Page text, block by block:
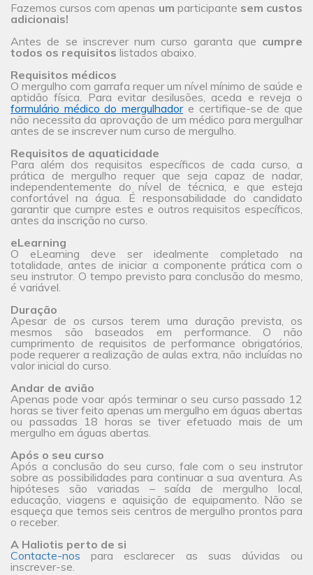
Fazemos cursos com apenas um participante sem custos
adicionais!
Antes de se inscrever num curso garanta que cumpre
todos os requisitos listados abaixo.
Requisitos médicos
O mergulho com garrafa requer um nível mínimo de saúde e
aptidão física. Para evitar desilusões, aceda e reveja o
formulário médico do mergulhadore certifique-se de que
não necessita da aprovação de um médico para mergulhar
antes de se inscrever num curso de mergulho.
Requisitos de aquaticidade
Para além dos requisitos específicos de cada curso, a
prática de mergulho requer que seja capaz de nadar,
independentemente do nível de técnica, e que esteja
confortável na água. É responsabilidade do candidato
garantir que cumpre estes e outros requisitos específicos,
antes da inscrição no curso.
eLearning
O eLearning deve ser idealmente completado na
totalidade, antes de iniciar a componente prática com o
seu instrutor. O tempo previsto para conclusão do mesmo,
é variável.
Duração
Apesar de os cursos terem uma duração prevista, os
mesmos são baseados em performance. O não
cumprimento de requisitos de performance obrigatórios,
pode requerer a realização de aulas extra, não incluídas no
valor inicial do curso.
Andar de avião
Apenas pode voar após terminar o seu curso passado 12
horas se tiver feito apenas um mergulho em águas abertas
ou passadas 18 horas se tiver efetuado mais de um
mergulho em águas abertas.
Após o seu curso
Após a conclusão do seu curso, fale com o seu instrutor
sobre as possibilidades para continuar a sua aventura. As
hipóteses são variadas – saída de mergulho local,
educação, viagens e aquisição de equipamento. Não se
esqueça que temos seis centros de mergulho prontos para
o receber.
A Haliotis perto de si
Contacte-nos para esclarecer as suas dúvidas ou
inscrever-se.